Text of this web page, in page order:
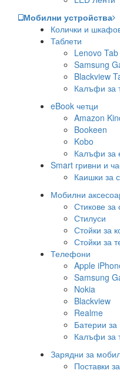
Мобилни устройства
Колички и
Таблети
Lenovo Tab
Samsung
Blackview
Калъфи за
eBook четци
Amazon
Bookeen
Kobo
Калъфи за
Smart гривни и
Каишки за
Мобилни
Стикове
Стилуси
Стойки за
Стойки за
Телефони
Apple
Samsung
Nokia
Blackview
Realme
Батерии
Калъфи за
Зарядни за
Поставки